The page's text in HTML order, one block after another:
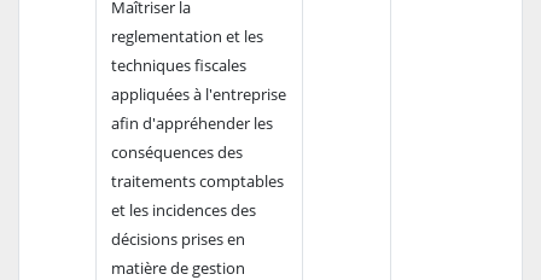
Maîtriser la
reglementation et les
techniques fiscales
appliquées à l'entreprise
afin d'appréhender les
conséquences des
traitements comptables
et les incidences des
décisions prises en
matière de gestion